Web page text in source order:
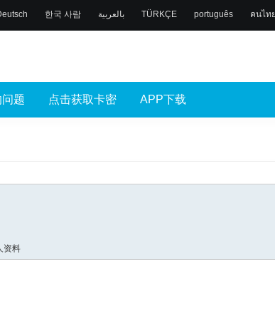
한국 사람 بالعربية TÜRKÇE português คนไทย
题 点击获取卡密 APP下载
资料